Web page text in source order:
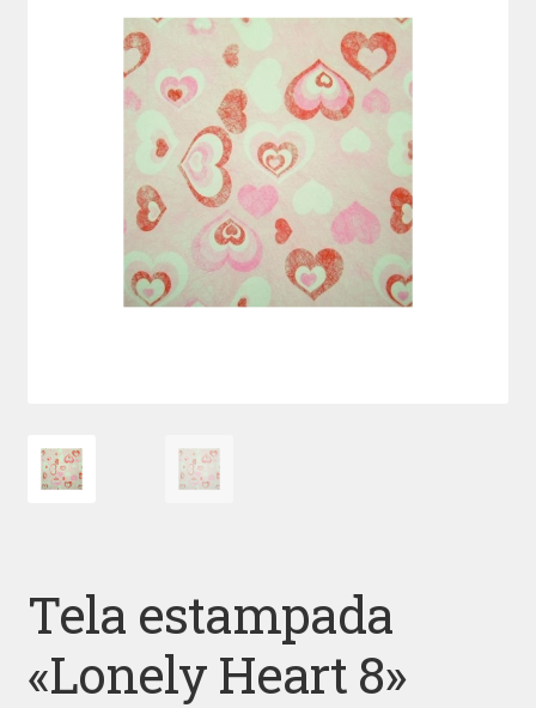
Iniciar sesión
Tela estampada
«Lonely Heart 8»